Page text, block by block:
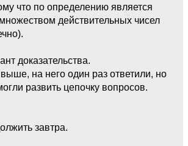
что по определению является
действительных чисел
доказательства.
на него один раз ответили, но
развить цепочку вопросов.
завтра.